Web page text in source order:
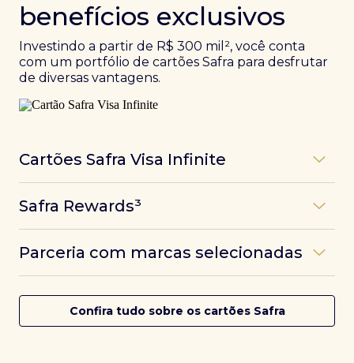
benefícios exclusivos
Investindo a partir de R$ 300 mil², você conta
com um portfólio de cartões Safra para desfrutar
de diversas vantagens.
Cartões Safra Visa Infinite
experiências refinadas a benefícios únicos, como
converte seus investimentos em limite no cartão e
conta com acesso a mais de 1.400 salas VIP Dragon
Pass ao redor do mundo.
Safra Rewards³
das melhores pontuações do mercado.
Parceria com marcas selecionadas
cartões Safra.
Confira tudo sobre os cartões Safra